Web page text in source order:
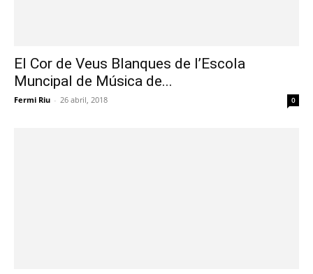
El Cor de Veus Blanques de l’Escola
Muncipal de Música de...
Fermi Riu - 26 abril, 2018 0